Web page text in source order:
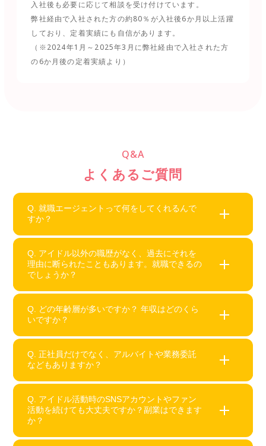
入社後も必要に応じて相談を受け付けています。
弊社経由で入社された方の約80％が入社後6か月以上活躍
しており、定着実績にも自信があります。
（※2024年1月～2025年3月に弊社経由で入社された方
の6か月後の定着実績より）
Q&A
よくあるご質問
Q. 就職エージェントって何をしてくれるんで
すか？
あなたにぴったりの会社を探して紹介するサービス
です。完全無料でご利用いただけます。
履歴書の書き方や面接の準備もサポートしますの
で、就職活動を一緒に進めるパートナーのような存
在です。
Q. アイドル以外の職歴がなく、過去にそれを
理由に断られたこともあります。就職できるの
でしょうか？
はい、大丈夫です。ほとんどの元アイドルの方が、
初めての就職で内定を獲得されています。
また、他社様でお見送りとなってしまった方も、弊
社の紹介を通じて内定を得て、現在も活躍されてい
Q. どの年齢層が多いですか？ 年収はどのくら
いですか？
弊社をご利用いただいているお客様は、20〜34歳
の方が多いです。
年収は年齢やこれまでのご経験によって異なります
が、年収350万円〜の求人を多く取り扱っていま
す。※2025年4月時点
Q. 正社員だけでなく、アルバイトや業務委託
などもありますか？
はい、あります。正社員だけでなく、アルバイト・
パート・業務委託など、ライフスタイルに合わせた
働き方もご紹介できます。
Q. アイドル活動時のSNSアカウントやファン
活動を続けても大丈夫ですか？副業はできます
か？